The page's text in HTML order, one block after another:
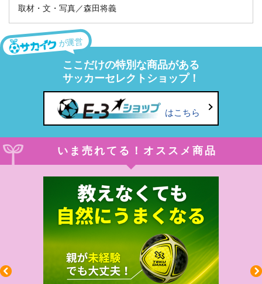
取材・文・写真／森田将義
が運営
ここだけの特別な商品がある
サッカーセレクトショップ！
はこちら
いま売れてる！オススメ商品